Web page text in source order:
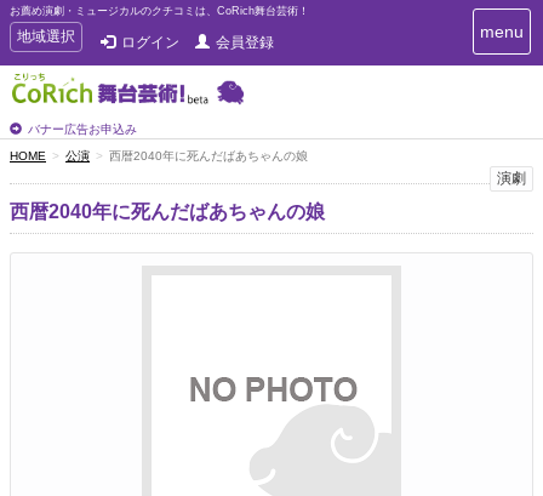
お薦め演劇・ミュージカルのクチコミは、CoRich舞台芸術！
T
o
g
g
e
n
a
v
i
地域選択 ログイン 会員登録
バナー広告お申込み
T
o
i
menu
HOME 公演 西暦2040年に死んだばあちゃんの娘
演劇
西暦2040年に死んだばあちゃんの娘